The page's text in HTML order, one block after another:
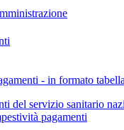
- in formato
del servizio sanitario
pagamenti